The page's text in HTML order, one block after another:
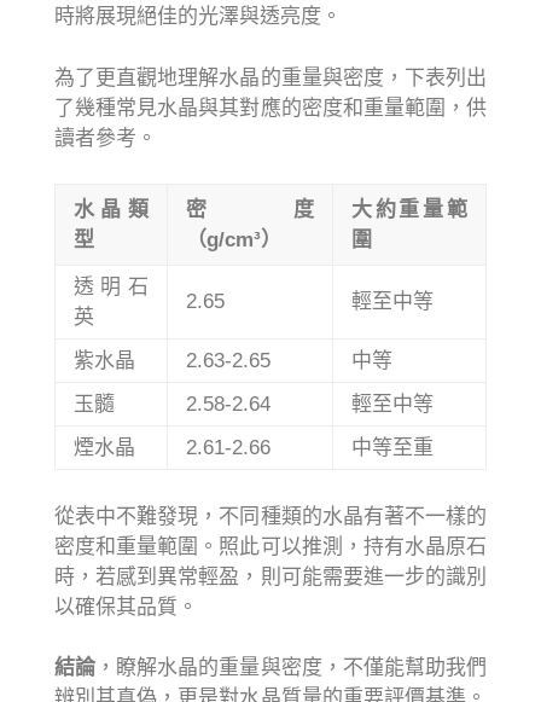
時將展現絕佳的光澤與透亮度。
為了更直觀地理解水晶的重量與密度，下表列出
了幾種常見水晶與其對應的密度和重量範圍，供
讀者參考。
水晶類
型
密度
（g/cm³）
大約重量範
圍
透明石
英
2.65 輕至中等
紫水晶 2.63-2.65
中等
玉髓
2.58-2.64
輕至中等
煙水晶
2.61-2.66 中等至重
從表中不難發現，不同種類的水晶有著不一樣的
密度和重量範圍。照此可以推測，持有水晶原石
時，若感到異常輕盈，則可能需要進一步的識別
以確保其品質。
結論 ，瞭解水晶的重量與密度，不僅能幫助我們